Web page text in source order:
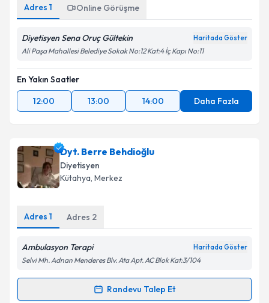
Adres 1 Online Görüşme
Diyetisyen Sena Oruç Gültekin Haritada Göster
Ali Paşa Mahallesi Belediye Sokak No:12 Kat:4 İç Kapı No:11
En Yakın Saatler
12:00
13:00 14:00 Daha Fazla
Dyt. Berre Behdioğlu
Diyetisyen
Kütahya, Merkez
Adres 1 Adres 2
Ambulasyon Terapi Haritada Göster
Selvi Mh. Adnan Menderes Blv. Ata Apt. AC Blok Kat:3/104
Randevu Talep Et
Randevu Takvimi Talebi